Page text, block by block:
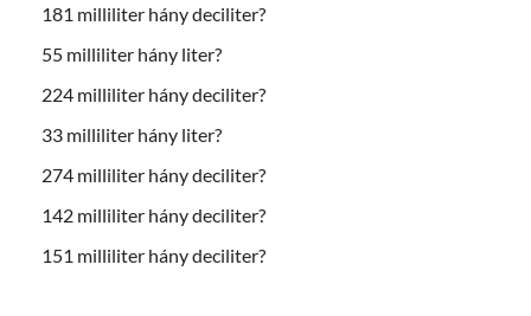
181 milliliter hány deciliter?
55 milliliter hány liter?
224 milliliter hány deciliter?
33 milliliter hány liter?
274 milliliter hány deciliter?
142 milliliter hány deciliter?
151 milliliter hány deciliter?